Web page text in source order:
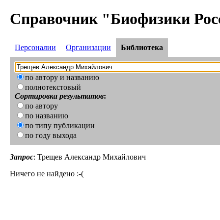
Справочник "Биофизики
Персоналии Организации Библиотека
по автору и названию
полнотекстовый
Сортировка результатов:
по автору
по названию
по типу публикации
по году выхода
Запрос: Трещев Александр Михайлович
Ничего не найдено :-(